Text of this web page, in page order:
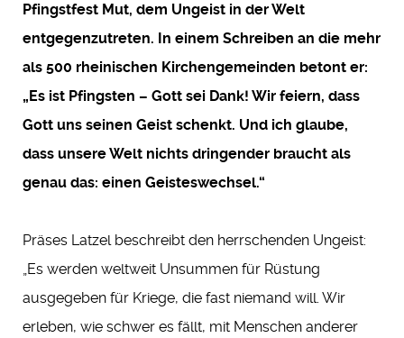
Pfingstfest Mut, dem Ungeist in der Welt
entgegenzutreten. In einem Schreiben an die mehr
als 500 rheinischen Kirchengemeinden betont er:
„Es ist Pfingsten – Gott sei Dank! Wir feiern, dass
Gott uns seinen Geist schenkt. Und ich glaube,
dass unsere Welt nichts dringender braucht als
genau das: einen Geisteswechsel.“
Präses Latzel beschreibt den herrschenden Ungeist:
„Es werden weltweit Unsummen für Rüstung
ausgegeben für Kriege, die fast niemand will. Wir
erleben, wie schwer es fällt, mit Menschen anderer